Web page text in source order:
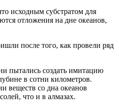
исходным субстратом для
отложения на дне океанов,
после того, как провели ряд
пытались создать имитацию
в сотни километров.
веществ со дна океанов
что и в алмазах.